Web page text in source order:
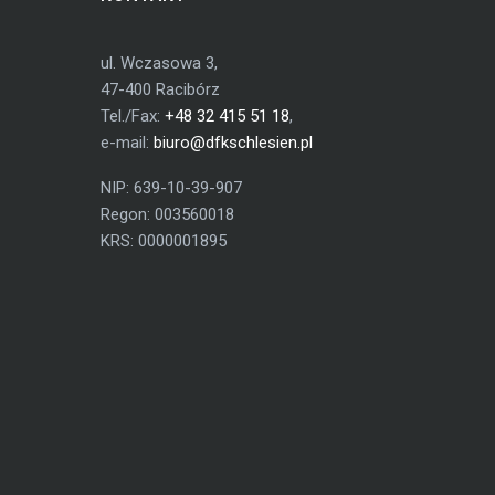
ul. Wczasowa 3,
47-400 Racibórz
Tel./Fax: +48 32 415 51 18,
e-mail: biuro@dfkschlesien.pl
NIP: 639-10-39-907
Regon: 003560018
KRS: 0000001895